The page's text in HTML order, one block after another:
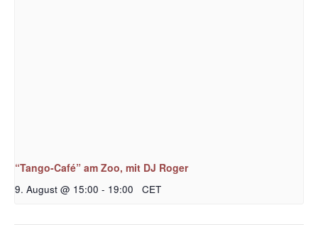
“Tango-Café” am Zoo, mit DJ Roger
9. August @ 15:00 - 19:00 CET